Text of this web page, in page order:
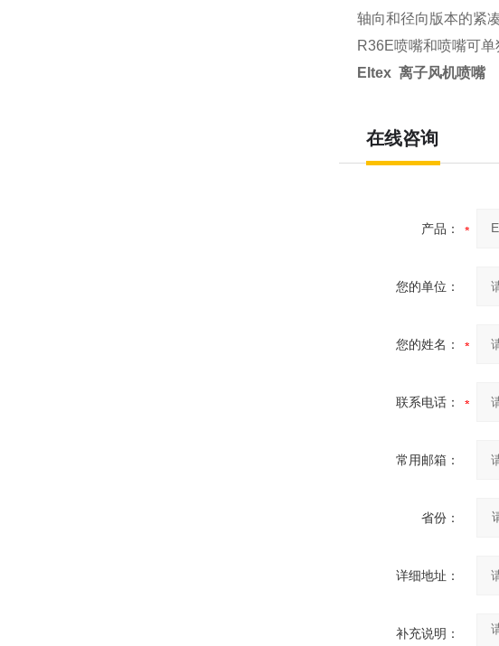
轴向和径向版本的紧
R36E喷嘴和喷嘴可单
Eltex 离子风机喷嘴
在线咨询
产品：
您的单位：
您的姓名：
联系电话：
常用邮箱：
省份：
详细地址：
补充说明：